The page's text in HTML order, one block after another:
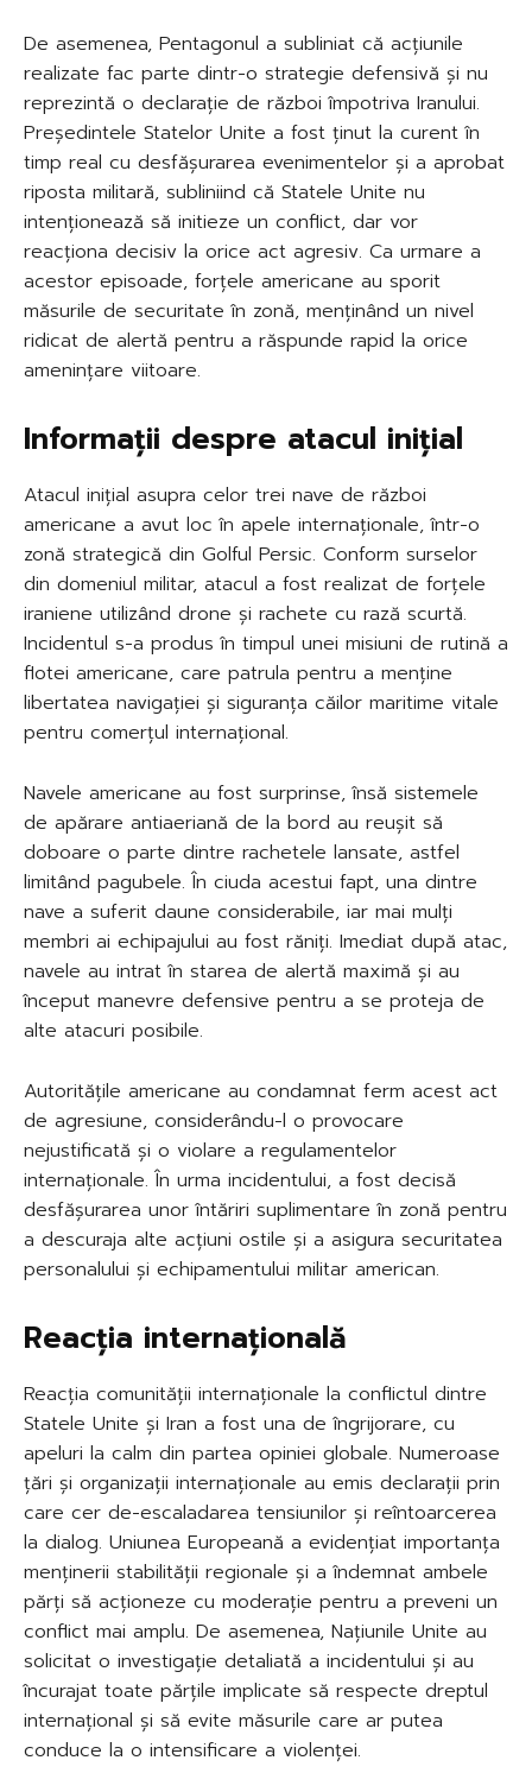
De asemenea, Pentagonul a subliniat că acțiunile
realizate fac parte dintr-o strategie defensivă și nu
reprezintă o declarație de război împotriva Iranului.
Președintele Statelor Unite a fost ținut la curent în
timp real cu desfășurarea evenimentelor și a aprobat
riposta militară, subliniind că Statele Unite nu
intenționează să initieze un conflict, dar vor
reacționa decisiv la orice act agresiv. Ca urmare a
acestor episoade, forțele americane au sporit
măsurile de securitate în zonă, menținând un nivel
ridicat de alertă pentru a răspunde rapid la orice
amenințare viitoare.
Informații despre atacul inițial
Atacul inițial asupra celor trei nave de război
americane a avut loc în apele internaționale, într-o
zonă strategică din Golful Persic. Conform surselor
din domeniul militar, atacul a fost realizat de forțele
iraniene utilizând drone și rachete cu rază scurtă.
Incidentul s-a produs în timpul unei misiuni de rutină a
flotei americane, care patrula pentru a menține
libertatea navigației și siguranța căilor maritime vitale
pentru comerțul internațional.
Navele americane au fost surprinse, însă sistemele
de apărare antiaeriană de la bord au reușit să
doboare o parte dintre rachetele lansate, astfel
limitând pagubele. În ciuda acestui fapt, una dintre
nave a suferit daune considerabile, iar mai mulți
membri ai echipajului au fost răniți. Imediat după atac,
navele au intrat în starea de alertă maximă și au
început manevre defensive pentru a se proteja de
alte atacuri posibile.
Autoritățile americane au condamnat ferm acest act
de agresiune, considerându-l o provocare
nejustificată și o violare a regulamentelor
internaționale. În urma incidentului, a fost decisă
desfășurarea unor întăriri suplimentare în zonă pentru
a descuraja alte acțiuni ostile și a asigura securitatea
personalului și echipamentului militar american.
Reacția internațională
Reacția comunității internaționale la conflictul dintre
Statele Unite și Iran a fost una de îngrijorare, cu
apeluri la calm din partea opiniei globale. Numeroase
țări și organizații internaționale au emis declarații prin
care cer de-escaladarea tensiunilor și reîntoarcerea
la dialog. Uniunea Europeană a evidențiat importanța
menținerii stabilității regionale și a îndemnat ambele
părți să acționeze cu moderație pentru a preveni un
conflict mai amplu. De asemenea, Națiunile Unite au
solicitat o investigație detaliată a incidentului și au
încurajat toate părțile implicate să respecte dreptul
internațional și să evite măsurile care ar putea
conduce la o intensificare a violenței.